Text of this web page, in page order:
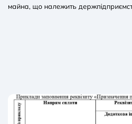
майна, що належить